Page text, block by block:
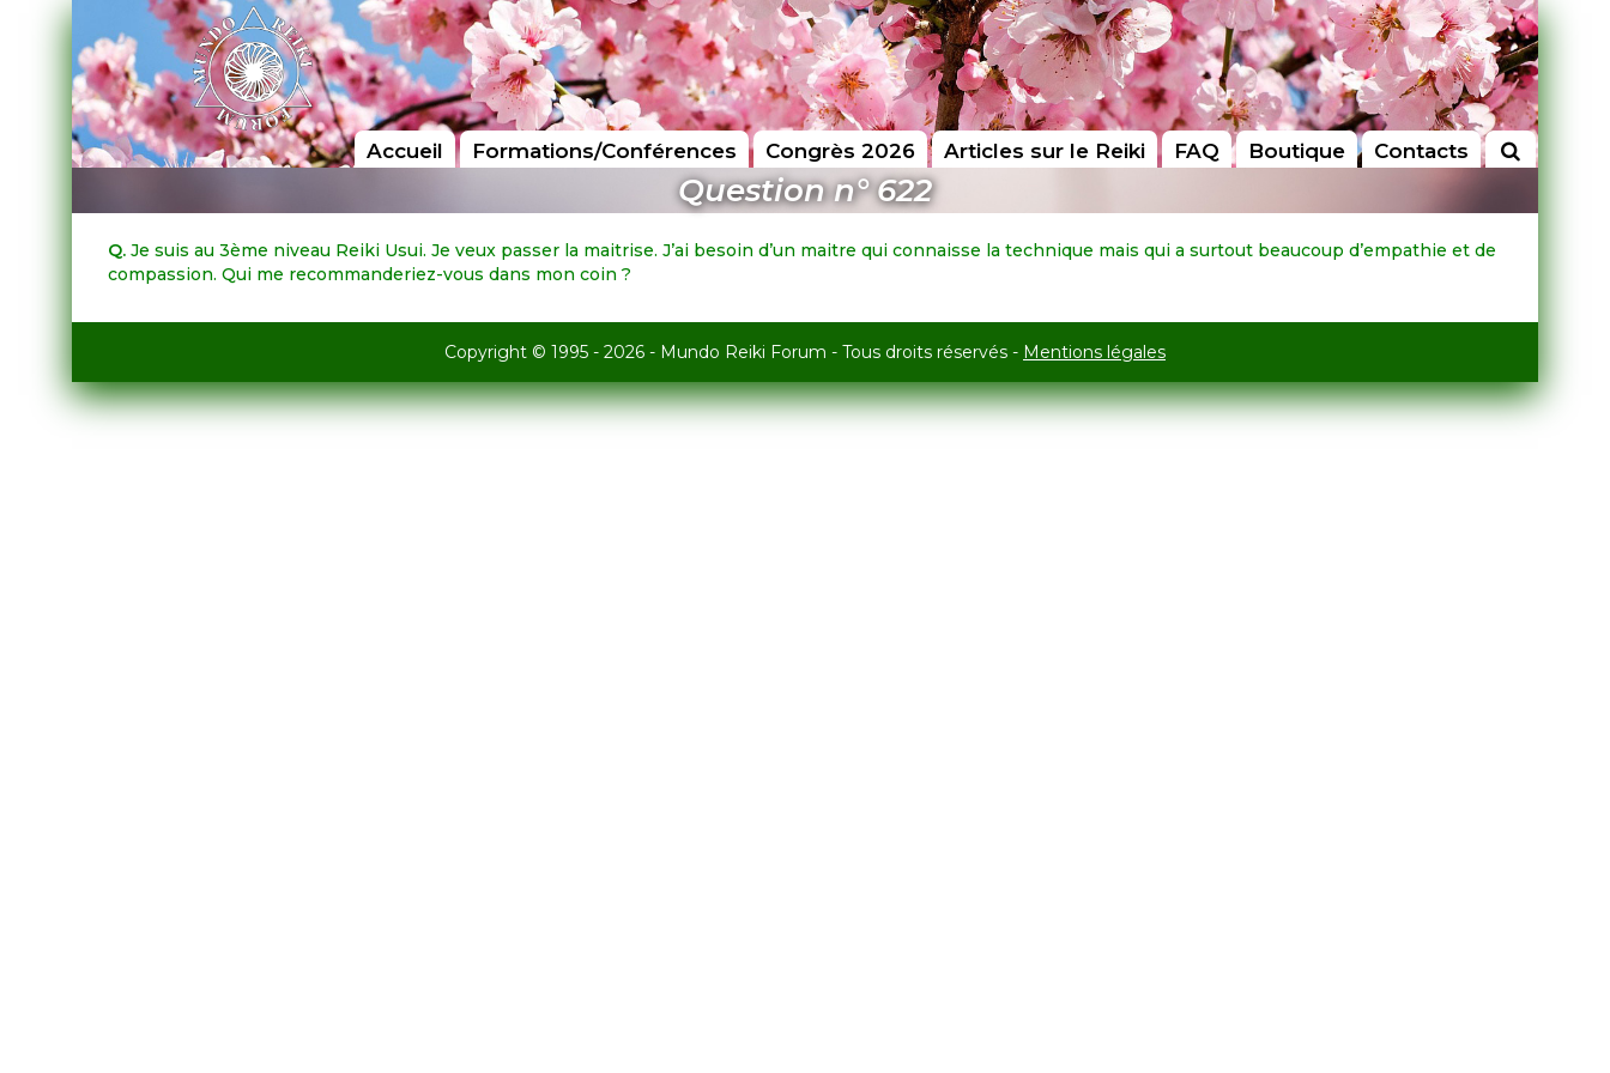
Accueil Formations/Conférences Congrès 2026 Articles sur le Reiki FAQ Boutique Contacts
Question n° 622
Q. Je suis au 3ème niveau Reiki Usui. Je veux passer la maitrise. J’ai besoin d’un maitre qui connaisse la technique mais qui a surtout beaucoup d’empathie et de
compassion. Qui me recommanderiez-vous dans mon coin ?
Copyright © 1995 - 2026 - Mundo Reiki Forum - Tous droits réservés - Mentions légales